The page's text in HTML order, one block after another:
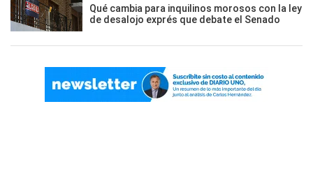
Qué cambia para inquilinos morosos con la ley
de desalojo exprés que debate el Senado